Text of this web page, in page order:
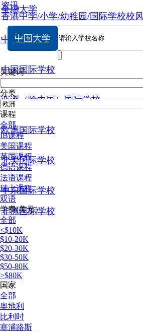
香港中学/小学/幼稚园/国际学校校
全球大学
中国大学
中国国际学校
亚洲（除中国）国际学校
欧洲国际学校
北美国际学校
中东国际学校
非洲国际学校
资讯
中国大学
关键词
分类
课程
全部
IB课程
美国课程
英国课程
德语课程
法语课程
瑞士课程
双语
学费(美元）
全部
<$10K
$10-20K
$20-30K
$30-50K
$50-80K
>$80K
国家
全部
奥地利
比利时
塞浦路斯